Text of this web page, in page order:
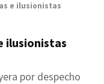
e ilusionistas
ilusionistas
por despecho